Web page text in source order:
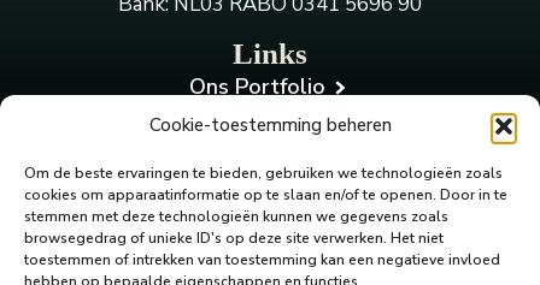
Cookie-toestemming beheren
Om de beste ervaringen te bieden, gebruiken we technologieën zoals
cookies om apparaatinformatie op te slaan en/of te openen. Door in te
stemmen met deze technologieën kunnen we gegevens zoals
browsegedrag of unieke ID's op deze site verwerken. Het niet
toestemmen of intrekken van toestemming kan een negatieve invloed
Links
Ons Portfolio
Onze werkwijze
Contact opnemen
Volg ons
Onze diensten
Events